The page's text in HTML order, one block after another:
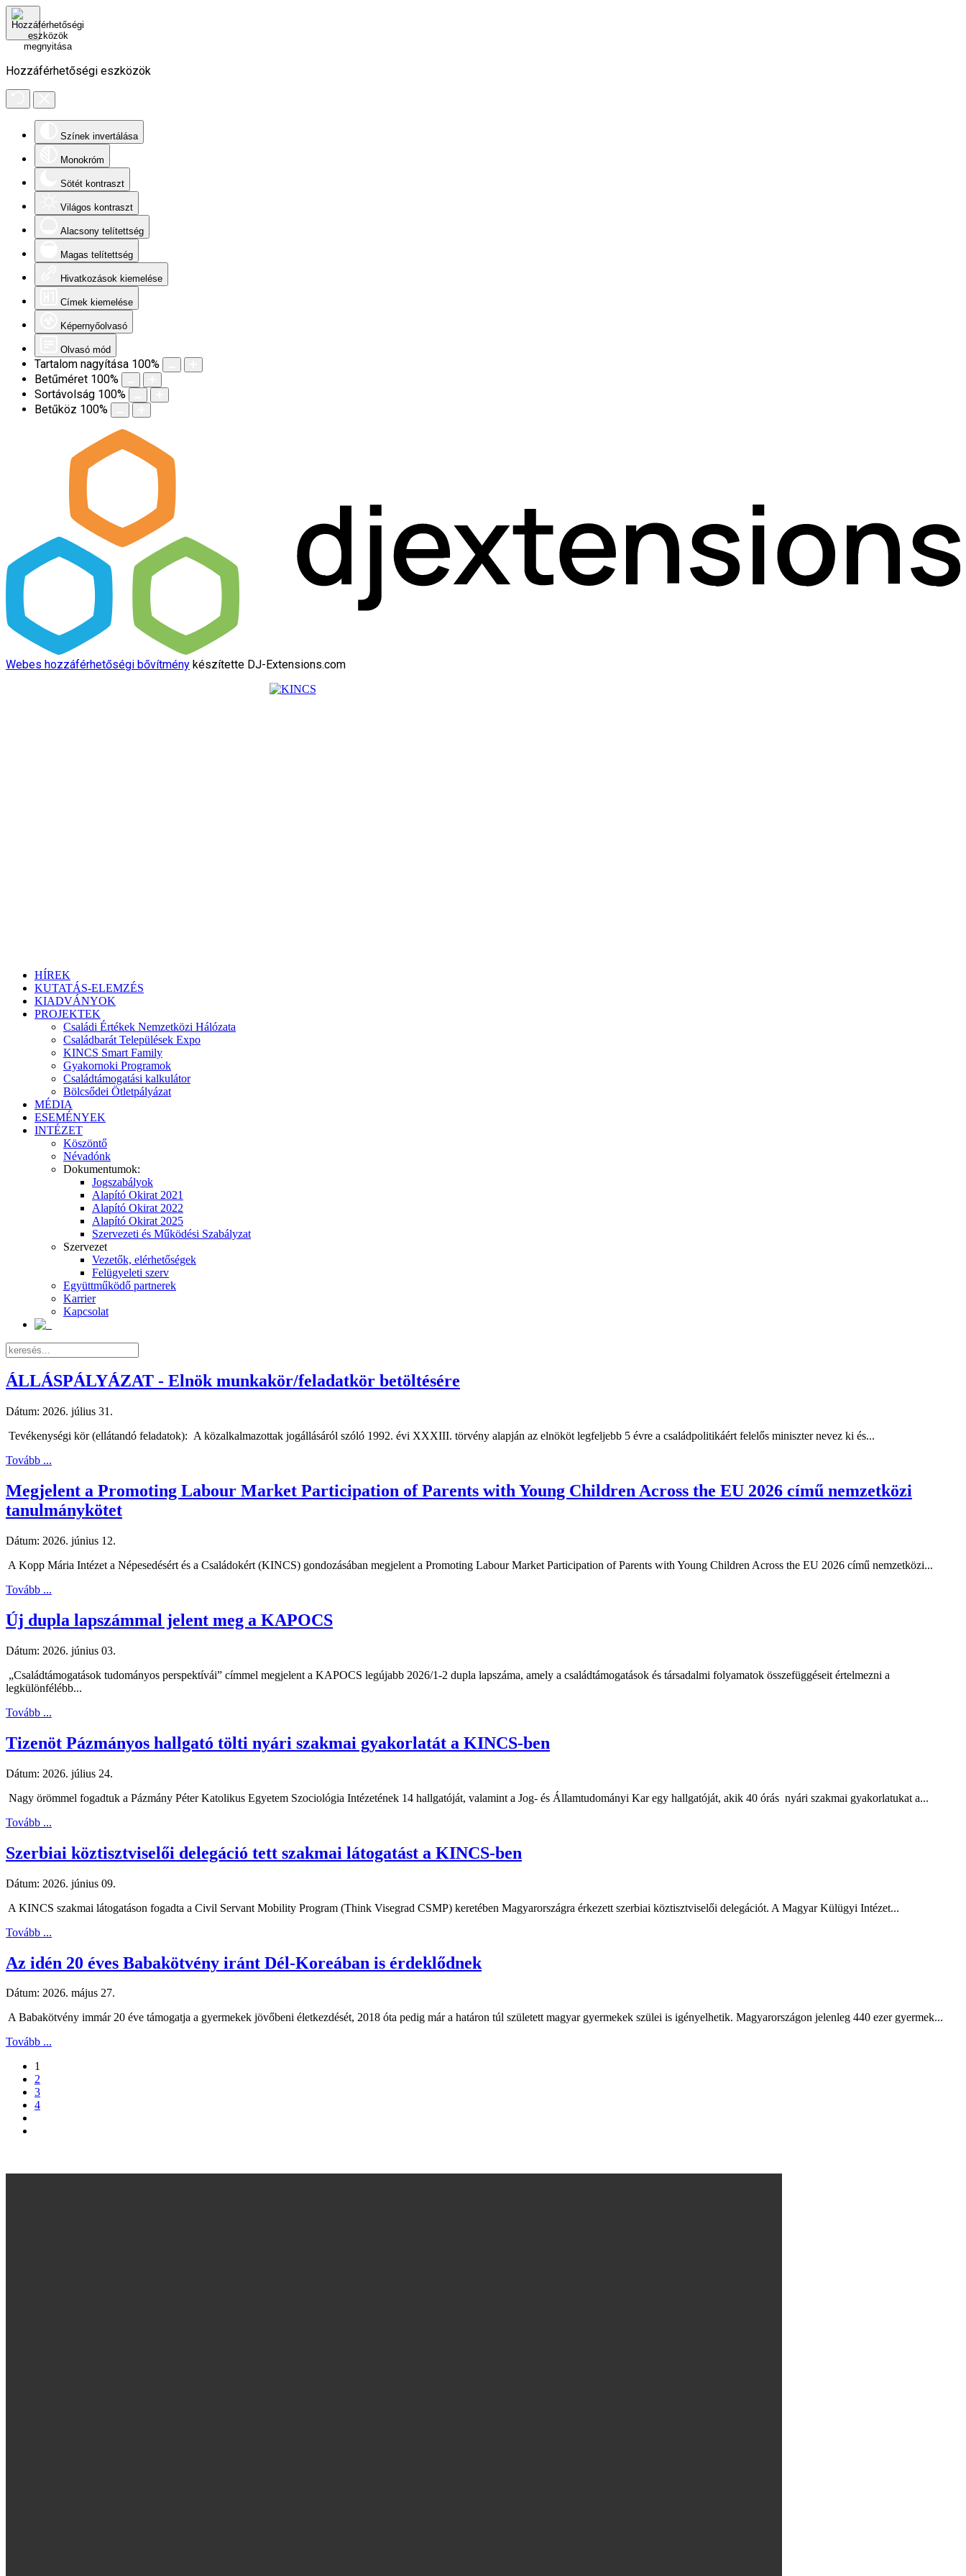
Hozzáférhetőségi eszközök
Színek invertálása
Monokróm
Sötét kontraszt
Világos kontraszt
Alacsony telítettség
Magas telítettség
Hivatkozások kiemelése
Címek kiemelése
Képernyőolvasó
Olvasó mód
Tartalom nagyítása 100%
Betűméret 100%
Sortávolság 100%
Betűköz 100%
Webes hozzáférhetőségi bővítmény készítette DJ-Extensions.com
HÍREK
KUTATÁS-ELEMZÉS
KIADVÁNYOK
PROJEKTEK
Családi Értékek Nemzetközi Hálózata
Családbarát Települések Expo
KINCS Smart Family
Gyakornoki Programok
Családtámogatási kalkulátor
Bölcsődei Ötletpályázat
MÉDIA
ESEMÉNYEK
INTÉZET
Köszöntő
Névadónk
Dokumentumok:
Jogszabályok
Alapító Okirat 2021
Alapító Okirat 2022
Alapító Okirat 2025
Szervezeti és Működési Szabályzat
Szervezet
Vezetők, elérhetőségek
Felügyeleti szerv
Együttműködő partnerek
Karrier
Kapcsolat
ÁLLÁSPÁLYÁZAT - Elnök munkakör/feladatkör betöltésére
Dátum: 2026. július 31.
Tevékenységi kör (ellátandó feladatok): A közalkalmazottak jogállásáról szóló 1992. évi XXXIII. törvény alapján az elnököt legfeljebb 5 évre a családpolitikáért felelős miniszter nevez ki és...
Tovább ...
Megjelent a Promoting Labour Market Participation of Parents with Young Children Across the EU 2026 című nemzetközi
tanulmánykötet
Dátum: 2026. június 12.
A Kopp Mária Intézet a Népesedésért és a Családokért (KINCS) gondozásában megjelent a Promoting Labour Market Participation of Parents with Young Children Across the EU 2026 című nemzetközi...
Tovább ...
Új dupla lapszámmal jelent meg a KAPOCS
Dátum: 2026. június 03.
„Családtámogatások tudományos perspektívái” címmel megjelent a KAPOCS legújabb 2026/1-2 dupla lapszáma, amely a családtámogatások és társadalmi folyamatok összefüggéseit értelmezni a
legkülönfélébb...
Tovább ...
Tizenöt Pázmányos hallgató tölti nyári szakmai gyakorlatát a KINCS-ben
Dátum: 2026. július 24.
Nagy örömmel fogadtuk a Pázmány Péter Katolikus Egyetem Szociológia Intézetének 14 hallgatóját, valamint a Jog- és Államtudományi Kar egy hallgatóját, akik 40 órás nyári szakmai gyakorlatukat a...
Tovább ...
Szerbiai köztisztviselői delegáció tett szakmai látogatást a KINCS-ben
Dátum: 2026. június 09.
A KINCS szakmai látogatáson fogadta a Civil Servant Mobility Program (Think Visegrad CSMP) keretében Magyarországra érkezett szerbiai köztisztviselői delegációt. A Magyar Külügyi Intézet...
Tovább ...
Az idén 20 éves Babakötvény iránt Dél-Koreában is érdeklődnek
Dátum: 2026. május 27.
A Babakötvény immár 20 éve támogatja a gyermekek jövőbeni életkezdését, 2018 óta pedig már a határon túl született magyar gyermekek szülei is igényelhetik. Magyarországon jelenleg 440 ezer gyermek...
Tovább ...
1
2
3
4